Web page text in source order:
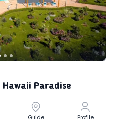
Hawaii Paradise
712 €
484 €
Guide Profile
Guide Profile